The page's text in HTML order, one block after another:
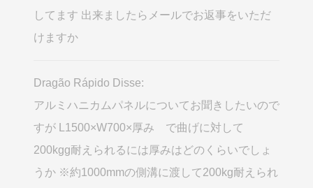
してます 出来ましたらメールでお返事をいただ
けますか
Dragão Rápido Disse:
アルミハニカムパネルについてお聞きしたいので
すが L1500×W700×厚み で曲げに対して
200kgg耐えられるには厚みはどのくらいでしょ
うか ※約1000mmの側溝に渡して200kg耐えられ